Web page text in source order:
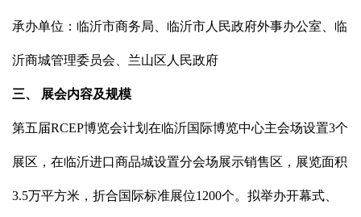
承办单位：临沂市商务局、临沂市人民政府外事办公室、临
沂商城管理委员会、兰山区人民政府
三、 展会内容及规模
第五届RCEP博览会计划在临沂国际博览中心主会场设置3个
展区，在临沂进口商品城设置分会场展示销售区，展览面积
3.5万平方米，折合国际标准展位1200个。拟举办开幕式、